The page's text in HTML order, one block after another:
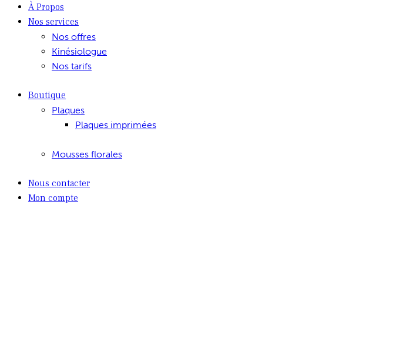
À Propos
Nos services
Nos offres
Kinésiologue
Nos tarifs
Boutique
Plaques
Plaques imprimées
Mousses florales
Nous contacter
Mon compte